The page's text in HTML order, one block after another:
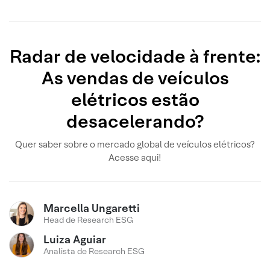
Radar de velocidade à frente:
As vendas de veículos
elétricos estão
desacelerando?
Quer saber sobre o mercado global de veículos elétricos?
Acesse aqui!
Marcella Ungaretti
Head de Research ESG
Luiza Aguiar
Analista de Research ESG